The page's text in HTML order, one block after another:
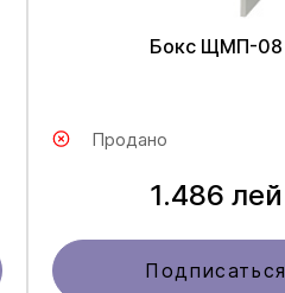
Бокс ЩМП-08
Продано
1.486 лей
Подписаться